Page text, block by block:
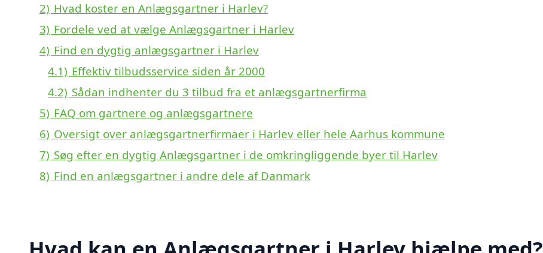
2) Hvad koster en Anlægsgartner i Harlev?
3) Fordele ved at vælge Anlægsgartner i Harlev
4) Find en dygtig anlægsgartner i Harlev
4.1) Effektiv tilbudsservice siden år 2000
4.2) Sådan indhenter du 3 tilbud fra et anlægsgartnerfirma
5) FAQ om gartnere og anlægsgartnere
6) Oversigt over anlægsgartnerfirmaer i Harlev eller hele Aarhus kommune
7) Søg efter en dygtig Anlægsgartner i de omkringliggende byer til Harlev
8) Find en anlægsgartner i andre dele af Danmark